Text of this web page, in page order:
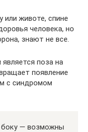
или животе, спине
человека, но
знают не все.
поза на
появление
с синдромом
боку — возможны